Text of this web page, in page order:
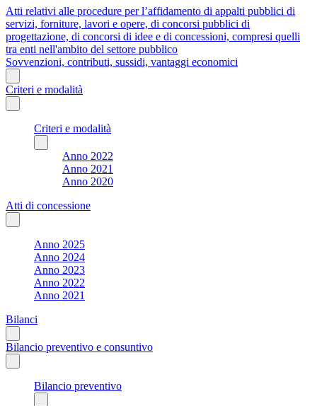
Atti relativi alle procedure per l’affidamento di appalti pubblici di
servizi, forniture, lavori e opere, di concorsi pubblici di
progettazione, di concorsi di idee e di concessioni, compresi quelli
tra enti nell'ambito del settore pubblico
Sovvenzioni, contributi, sussidi, vantaggi economici
Criteri e modalità
Criteri e modalità
Anno 2022
Anno 2021
Anno 2020
Atti di concessione
Anno 2025
Anno 2024
Anno 2023
Anno 2022
Anno 2021
Bilanci
Bilancio preventivo e consuntivo
Bilancio preventivo